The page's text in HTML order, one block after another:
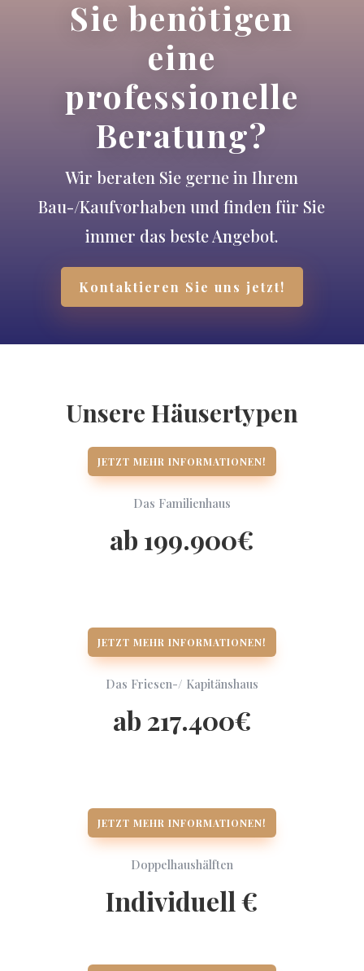
Sie benötigen
eine
professionelle
Beratung?
Wir beraten Sie gerne in Ihrem
Bau-/Kaufvorhaben und finden für Sie
immer das beste Angebot.
Kontaktieren Sie uns jetzt!
Unsere Häusertypen
JETZT MEHR INFORMATIONEN!
Das Familienhaus
ab 199.900€
JETZT MEHR INFORMATIONEN!
Das Friesen-/ Kapitänshaus
ab 217.400€
JETZT MEHR INFORMATIONEN!
Doppelhaushälften
Individuell €